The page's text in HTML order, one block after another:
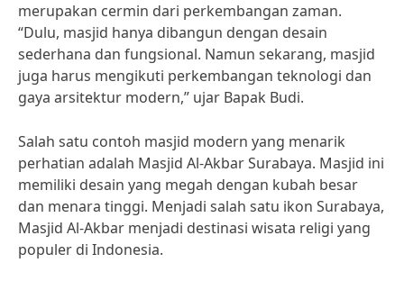
merupakan cermin dari perkembangan zaman.
“Dulu, masjid hanya dibangun dengan desain
sederhana dan fungsional. Namun sekarang, masjid
juga harus mengikuti perkembangan teknologi dan
gaya arsitektur modern,” ujar Bapak Budi.
Salah satu contoh masjid modern yang menarik
perhatian adalah Masjid Al-Akbar Surabaya. Masjid ini
memiliki desain yang megah dengan kubah besar
dan menara tinggi. Menjadi salah satu ikon Surabaya,
Masjid Al-Akbar menjadi destinasi wisata religi yang
populer di Indonesia.